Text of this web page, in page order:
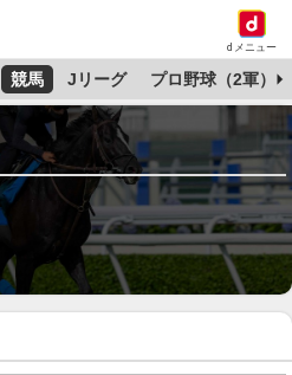
dメニュー
競馬 Jリーグ プロ野球（2軍）